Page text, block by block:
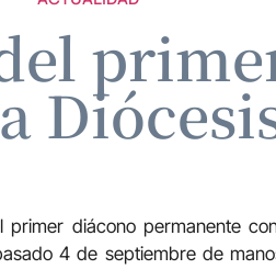
diácono permanente
4 de septiembre de